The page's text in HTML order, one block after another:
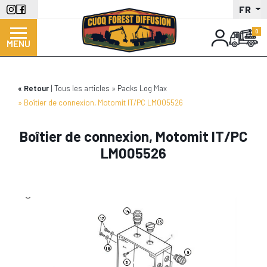
Aller
au
contenu
principal
FR
MENU
Retour Tous les articles
Packs Log Max
Boîtier de connexion, Motomit IT/PC LM005526
Boîtier de connexion, Motomit IT/PC
LM005526
13
14
9
18
3
17